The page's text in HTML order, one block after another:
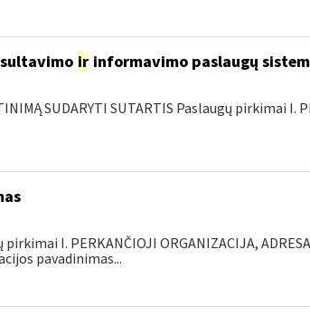
irinformavimo paslaugų
SUDARYTI SUTARTIS Paslaugų pirkimai I.
I. PERKANČIOJI ORGANIZACIJA,
pavadinimas...